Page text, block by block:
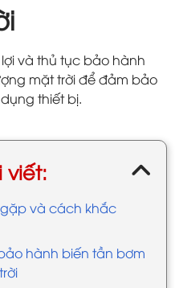
và thủ tục bảo hành
mặt trời để đảm bảo
thiết bị.
viết:
và cách khắc
hành biến tần bơm